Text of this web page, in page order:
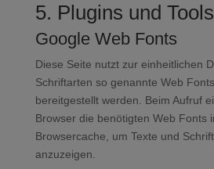
5. Plugins und Tools
Google Web Fonts
Diese Seite nutzt zur einheitlichen
Schriftarten so genannte Web
bereitgestellt werden. Beim Aufruf
Browser die benötigten Web Fonts
Browsercache, um Texte und
anzuzeigen.